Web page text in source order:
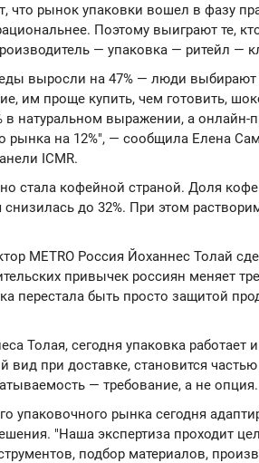
что рынок упаковки вошел в фазу
Поэтому выиграют те,
— упаковка — ритейл —
выросли на 47% — люди выбирают
им проще купить, чем готовить,
натуральном выражении, а онлайн-
рынка на 12%", — сообщила Елена
ICMR.
стала кофейной страной. Доля
снизилась до 32%. При этом
METRO Россия Йоханнес Толай
привычек россиян меняет
перестала быть просто защитой
Толая, сегодня упаковка работает
вид при доставке, становится
— требование, а не опция.
упаковочного рынка сегодня
"Наша экспертиза проходит
подбор материалов,